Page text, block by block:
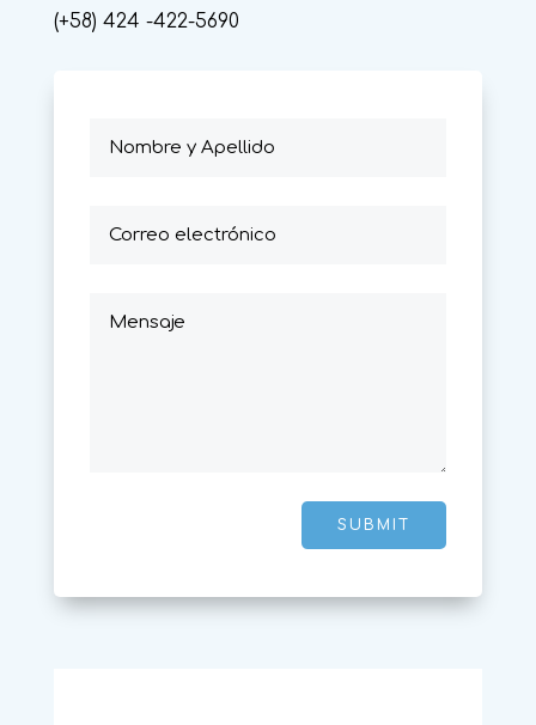
(+58) 424 -422-5690
SUBMIT